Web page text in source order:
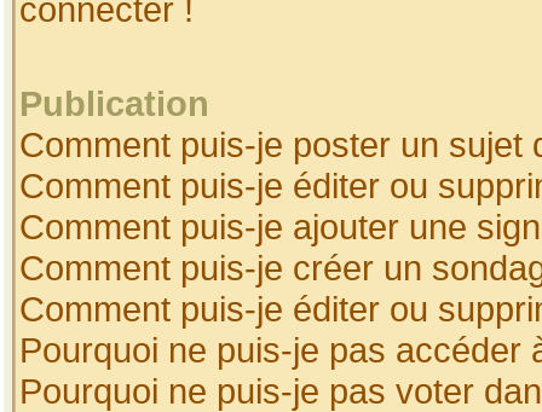
connecter !
Publication
Comment puis-je poster un sujet
Comment puis-je éditer ou
Comment puis-je ajouter une
Comment puis-je créer un
Comment puis-je éditer ou
Pourquoi ne puis-je pas accéder
Pourquoi ne puis-je pas voter